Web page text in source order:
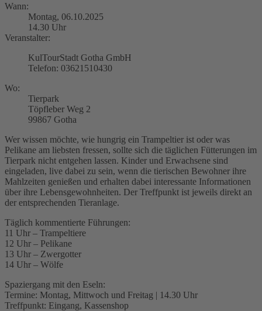
Wann:
Montag, 06.10.2025
14.30 Uhr
Veranstalter:
KulTourStadt Gotha GmbH
Telefon: 03621510430
Wo:
Tierpark
Töpfleber Weg 2
99867 Gotha
Wer wissen möchte, wie hungrig ein Trampeltier ist oder was
Pelikane am liebsten fressen, sollte sich die täglichen Fütterungen im
Tierpark nicht entgehen lassen. Kinder und Erwachsene sind
eingeladen, live dabei zu sein, wenn die tierischen Bewohner ihre
Mahlzeiten genießen und erhalten dabei interessante Informationen
über ihre Lebensgewohnheiten. Der Treffpunkt ist jeweils direkt an
der entsprechenden Tieranlage.
Täglich kommentierte Führungen:
11 Uhr – Trampeltiere
12 Uhr – Pelikane
13 Uhr – Zwergotter
14 Uhr – Wölfe
Spaziergang mit den Eseln:
Termine: Montag, Mittwoch und Freitag | 14.30 Uhr
Treffpunkt: Eingang, Kassenshop